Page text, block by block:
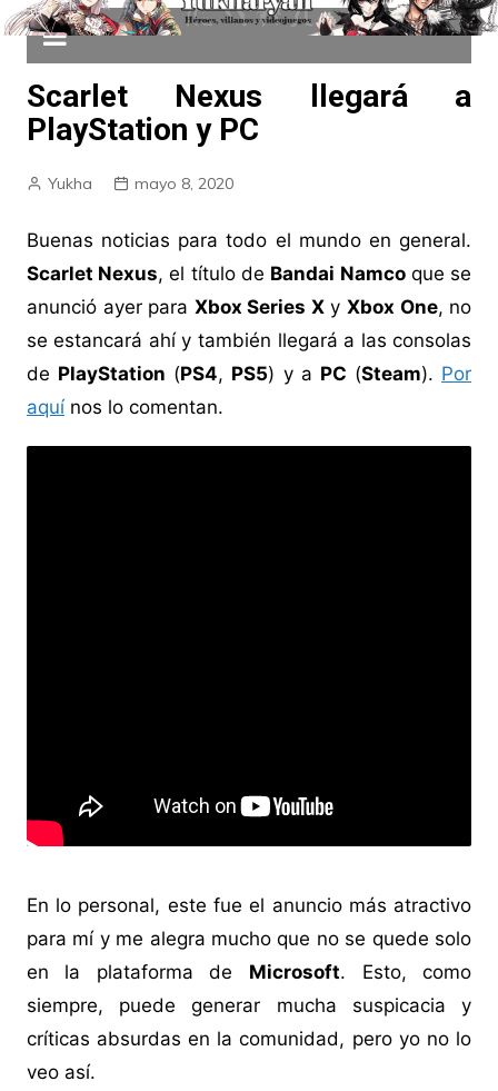
Scarlet Nexus llegará a
PlayStation y PC
Yukha mayo 8, 2020
Buenas noticias para todo el mundo en general.
Scarlet Nexus, el título de Bandai Namcoque se
anunció ayer para Xbox Series Xy Xbox One, no
se estancará ahí y también llegará a las consolas
de PlayStation (PS4, PS5) y a PC (Steam). Por
aquínos lo comentan.
En lo personal, este fue el anuncio más atractivo
para mí y me alegra mucho que no se quede solo
en la plataforma de Microsoft. Esto, como
siempre, puede generar mucha suspicacia y
críticas absurdas en la comunidad, pero yo no lo
veo así.